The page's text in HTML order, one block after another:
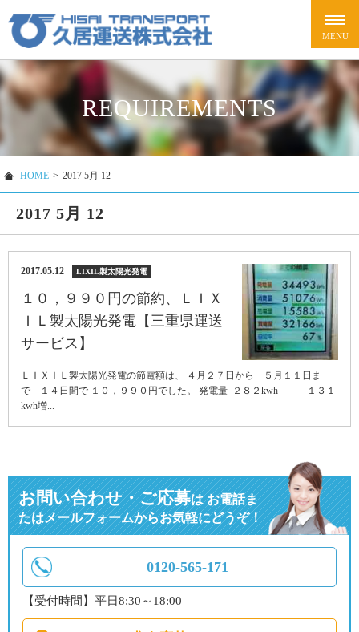
REQUIREMENTS
HOME > 2017 5月 12
2017 5月 12
2017.05.12 LIXIL製太陽光発電
１０，９９０円の節約、ＬＩＸ
ＩＬ製太陽光発電【三重県運送
サービス】
ＬＩＸＩＬ製太陽光発電の節電額は、 ４月２７日から ５月１１日ま
で １４日間で １０，９９０円でした。 発電量 ２８２kwh １３１
kwh増...
お問い合わせ・ご応募はお電話ま
たはメールフォームからお気軽にどうぞ！
0120-565-171
【受付時間】平日8:30～18:00